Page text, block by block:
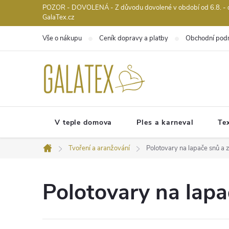
POZOR - DOVOLENÁ - Z důvodu dovolené v období od 6.8.
GalaTex.cz
Vše o nákupu Ceník dopravy a platby Obchodní
V teple domova Ples a karneval
Domů
Tvoření a aranžování Polotovary na lapače snů a
Polotovary na